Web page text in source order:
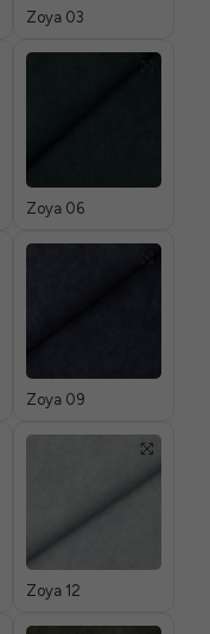
Zoya 03
Zoya 06
Zoya 09
Zoya 12